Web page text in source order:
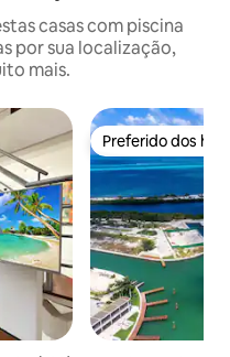
casas com piscina
por sua localização,
mais.
Preferido dos
Preferido dos